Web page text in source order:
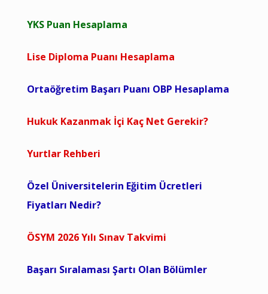
YKS Puan Hesaplama
Lise Diploma Puanı Hesaplama
Ortaöğretim Başarı Puanı OBP Hesaplama
Hukuk Kazanmak İçi Kaç Net Gerekir?
Yurtlar Rehberi
Özel Üniversitelerin Eğitim Ücretleri
Fiyatları Nedir?
ÖSYM 2026 Yılı Sınav Takvimi
Başarı Sıralaması Şartı Olan Bölümler